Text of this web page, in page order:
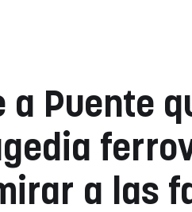
a Puente
a las